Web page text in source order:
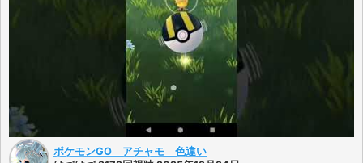
ポケモンGO アチャモ 色違い